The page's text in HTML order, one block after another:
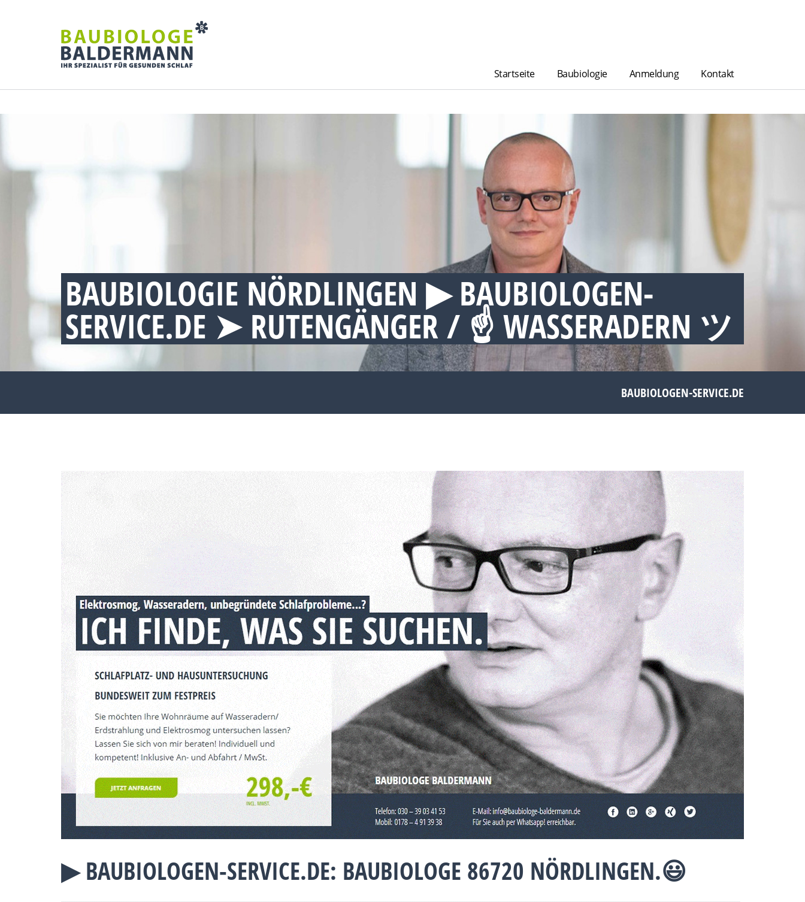
Startseite Baubiologie Anmeldung Kontakt
BAUBIOLOGIE NÖRDLINGEN ▶︎ BAUBIOLOGEN-
SERVICE.DE ➤ RUTENGÄNGER / ☝ WASSERADERN ツ
BAUBIOLOGEN-SERVICE.DE
▶︎ BAUBIOLOGEN-SERVICE.DE: BAUBIOLOGE 86720 NÖRDLINGEN.😃